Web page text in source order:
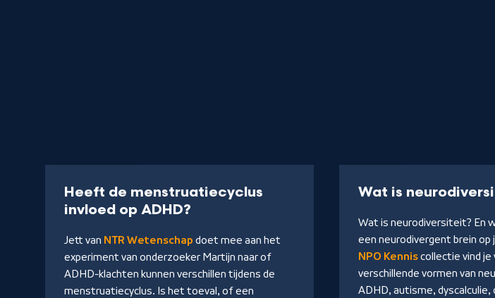
Heeft de menstruatiecyclus
invloed op ADHD?
de
online
serie
Jett van NTR Wetenschap doet mee aan het
experiment van onderzoeker Martijn naar of
ADHD-klachten kunnen verschillen tijdens de
menstruatiecyclus. Is het toeval, of een
Wat is
Wat is neurodiversiteit? En
een neurodivergent brein op
NPO Kenniscollectie vind je
verschillende vormen van
ADHD, autisme, dyscalculie,